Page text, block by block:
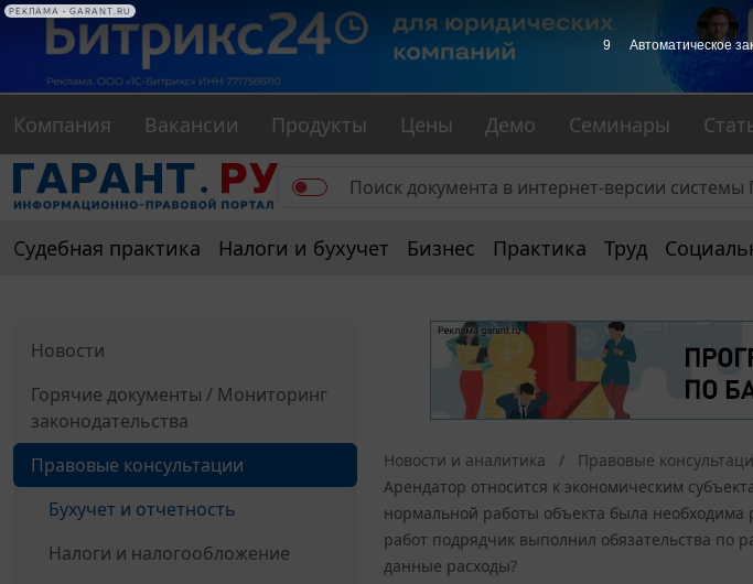
Компания Вакансии Продукты Цены Демо Семинары
Судебная практика Налоги и бухучет Бизнес Практика Труд
Новости
Горячие документы / Мониторинг
законодательства
Правовые консультации
Бухучет и отчетность
Налоги и налогообложение
Новости и аналитика Правовые
Арендатор относится к экономическим
нормальной работы объекта была необходима
работ подрядчик выполнил обязательства по
данные расходы?
9 Автоматическое
РЕКЛАМА • GARANT.RU